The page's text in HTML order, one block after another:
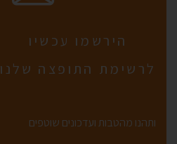
הירשמו עכשיו
לרשימת התופצה שלנו
ותהנו מהטבות ועדכונים שוטפים